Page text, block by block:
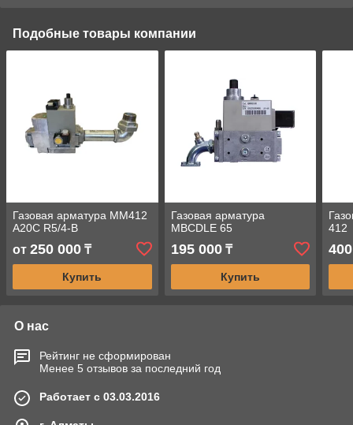
Подобные товары компании
Газовая арматура MM412
A20C R5/4-B
от 250 000 ₸
Купить
Газовая арматура
MBCDLE 65
195 000₸
Купить
412
О нас
Рейтинг не сформирован
Менее 5 отзывов за последний год
Работает с 03.03.2016